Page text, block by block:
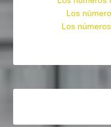
Los
Los